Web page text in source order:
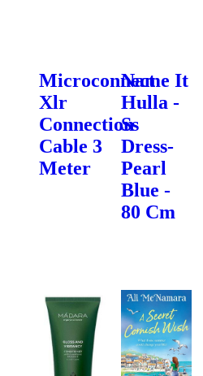
Microconnect
Xlr
Connection
Cable 3
Meter
Name It
Hulla -
Ss
Dress-
Pearl
Blue -
80 Cm